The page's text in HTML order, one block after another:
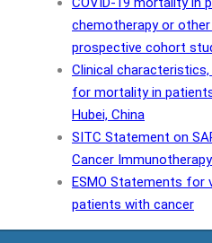
chemotherapy or
prospective cohort
Clinical
for mortality in
Hubei, China
SITC Statement on
Cancer Immunotherapy
ESMO Statements for
patients with cancer